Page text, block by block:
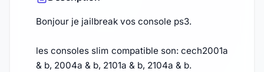
Bonjour je jailbreak vos console ps3.
les consoles slim compatible son: cech2001a
& b, 2004a & b, 2101a & b, 2104a & b.